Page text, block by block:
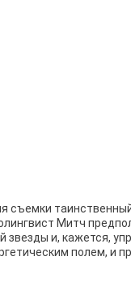
съемки
Митч
звезды и, кажется,
полем, и